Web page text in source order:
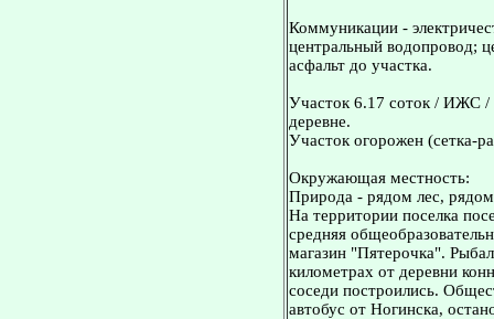
Коммуникации -
центральный водопровод;
асфальт до участка.
Участок 6.17 соток / ИЖС /
деревне.
Участок огорожен (сетка-
Окружающая местность:
Природа - рядом лес,
На территории поселка
средняя
магазин "Пятерочка".
километрах от деревни
соседи построились.
автобус от Ногинска,